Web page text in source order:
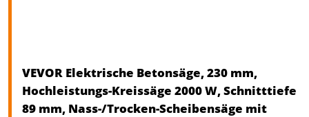
VEVOR Elektrische Betonsäge, 230 mm,
Hochleistungs-Kreissäge 2000 W, Schnitttiefe
89 mm, Nass-/Trocken-Scheibensäge mit